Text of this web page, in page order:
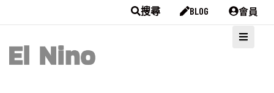
搜尋 BLOG 會員